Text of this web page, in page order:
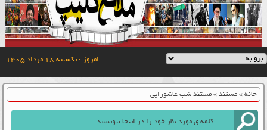
امروز : یکشنبه ۱۸ مرداد ۱۴۰۵
خانه» مستند» مستند شب عاشورایی